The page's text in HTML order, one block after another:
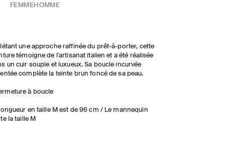
FEMMEHOMME
une approche raffinée du prêt-à-porter, cette
témoigne de l'artisanat italien et a été réalisée
un cuir souple et luxueux. Sa boucle incurvée
complète la teinte brun foncé de sa peau.
à boucle
en taille M est de 96 cm / Le mannequin
la taille M